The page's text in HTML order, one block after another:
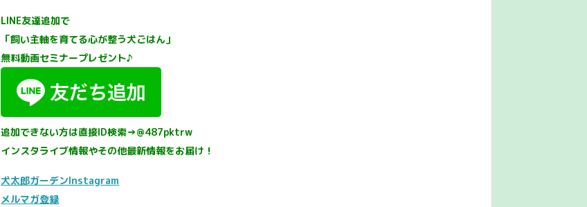
LINE友達追加で
「飼い主軸を育てる心が整う犬ごはん」
無料動画セミナープレゼント♪
追加できない方は直接ID検索→@487pktrw
インスタライブ情報やその他最新情報をお届け！
犬太郎ガーデンInstagram
メルマガ登録